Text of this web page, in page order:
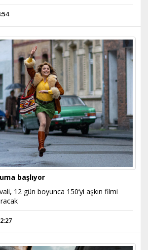
başlıyor
12 gün boyunca 150’yi aşkın filmi